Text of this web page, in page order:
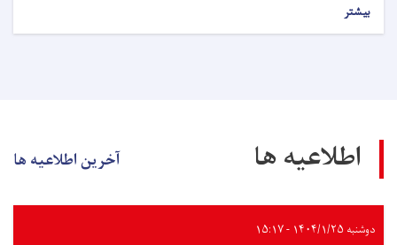
بیشتر
اطلاعیه ها آخرین اطلاعیه ها
دوشنبه ۱۴۰۴/۱/۲۵ - ۱۵:۱۷